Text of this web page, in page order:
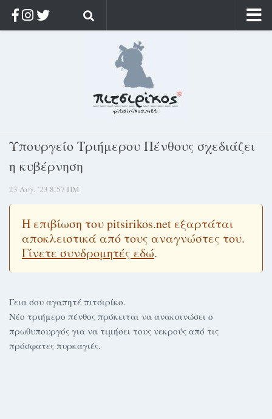
Στοχασμοί & αποφθέγματα
Διαφήμιση
Γίνετε συνδρομητής
Log in
Υπουργείο Τριήμερου Πένθους σχεδιάζει
η κυβέρνηση
23 Αυγ, ’23 8:57 ΠΜ
Η επιβίωση του pitsirikos.net εξαρτάται
αποκλειστικά από τους αναγνώστες του.
Γίνετε συνδρομητές εδώ.
Γεια σου αγαπητέ πιτσιρίκο.
Νέο τριήμερο πένθος πρόκειται να ανακοινώσει ο
πρωθυπουργός για να τιμήσει τους νεκρούς από τις
πρόσφατες πυρκαγιές.